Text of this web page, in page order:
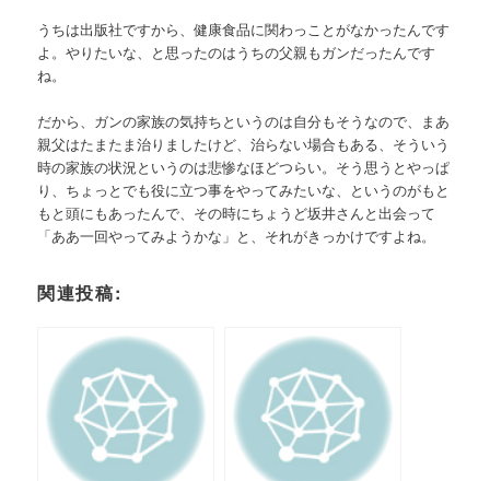
うちは出版社ですから、健康食品に関わっことがなかったんです
よ。やりたいな、と思ったのはうちの父親もガンだったんです
ね。
だから、ガンの家族の気持ちというのは自分もそうなので、まあ
親父はたまたま治りましたけど、治らない場合もある、そういう
時の家族の状況というのは悲惨なほどつらい。そう思うとやっぱ
り、ちょっとでも役に立つ事をやってみたいな、というのがもと
もと頭にもあったんで、その時にちょうど坂井さんと出会って
「ああ一回やってみようかな」と、それがきっかけですよね。
関連投稿: